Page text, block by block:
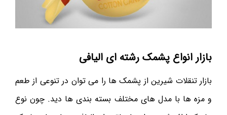
بازار انواع پشمک رشته ای الیافی
بازار تنقلات شیرین از پشمک ها را می توان در تنوعی از طعم
و مزه ها با مدل های مختلف بسته بندی ها دید. چون نوع